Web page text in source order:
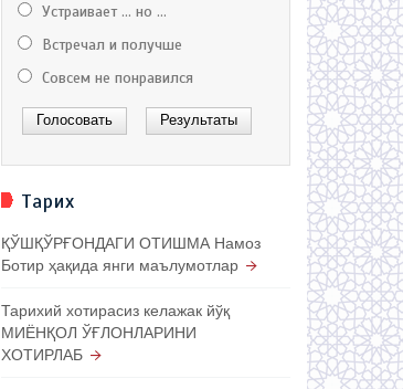
Устраивает ... но ...
Встречал и получше
Совсем не понравился
Тарих
ҚЎШҚЎРҒОНДАГИ ОТИШМА Намоз
Ботир ҳақида янги маълумотлар
Тарихий хотирасиз келажак йўқ
МИЁНҚОЛ ЎҒЛОНЛАРИНИ
ХОТИРЛАБ